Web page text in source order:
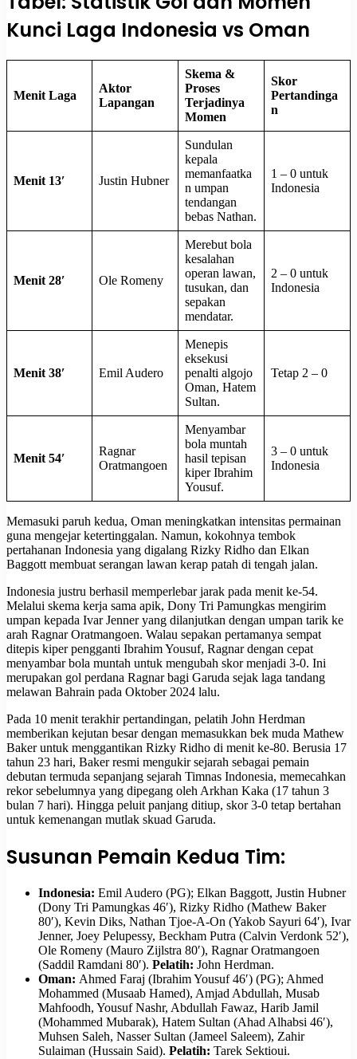
Kunci Laga Indonesia vs Oman
Menit Laga
Aktor
Lapangan
Skema &
Proses
Terjadinya
Momen
Skor
Pertandinga
n
Menit 13′ Justin Hubner
Sundulan
kepala
memanfaatka
n umpan
tendangan
bebas Nathan.
1 – 0 untuk
Indonesia
Menit 28′ Ole Romeny
Merebut bola
kesalahan
operan lawan,
tusukan, dan
sepakan
mendatar.
2 – 0 untuk
Indonesia
Menit 38′ Emil Audero
Menepis
eksekusi
penalti algojo
Oman, Hatem
Sultan.
Tetap 2 – 0
Menit 54′
Ragnar
Oratmangoen
Menyambar
bola muntah
hasil tepisan
kiper Ibrahim
Yousuf.
3 – 0 untuk
Indonesia
Memasuki paruh kedua, Oman meningkatkan intensitas permainan
guna mengejar ketertinggalan. Namun, kokohnya tembok
pertahanan Indonesia yang digalang Rizky Ridho dan Elkan
Baggott membuat serangan lawan kerap patah di tengah jalan.
Indonesia justru berhasil memperlebar jarak pada menit ke-54.
Melalui skema kerja sama apik, Dony Tri Pamungkas mengirim
umpan kepada Ivar Jenner yang dilanjutkan dengan umpan tarik ke
arah Ragnar Oratmangoen. Walau sepakan pertamanya sempat
ditepis kiper pengganti Ibrahim Yousuf, Ragnar dengan cepat
menyambar bola muntah untuk mengubah skor menjadi 3-0. Ini
merupakan gol perdana Ragnar bagi Garuda sejak laga tandang
melawan Bahrain pada Oktober 2024 lalu.
Pada 10 menit terakhir pertandingan, pelatih John Herdman
memberikan kejutan besar dengan memasukkan bek muda Mathew
Baker untuk menggantikan Rizky Ridho di menit ke-80. Berusia 17
tahun 23 hari, Baker resmi mengukir sejarah sebagai pemain
debutan termuda sepanjang sejarah Timnas Indonesia, memecahkan
rekor sebelumnya yang dipegang oleh Arkhan Kaka (17 tahun 3
bulan 7 hari). Hingga peluit panjang ditiup, skor 3-0 tetap bertahan
untuk kemenangan mutlak skuad Garuda.
Susunan Pemain Kedua Tim:
Indonesia: Emil Audero (PG); Elkan Baggott, Justin Hubner
(Dony Tri Pamungkas 46′), Rizky Ridho (Mathew Baker
80′), Kevin Diks, Nathan Tjoe-A-On (Yakob Sayuri 64′), Ivar
Jenner, Joey Pelupessy, Beckham Putra (Calvin Verdonk 52′),
Ole Romeny (Mauro Zijlstra 80′), Ragnar Oratmangoen
(Saddil Ramdani 80′). Pelatih: John Herdman.
Oman: Ahmed Faraj (Ibrahim Yousuf 46′) (PG); Ahmed
Mohammed (Musaab Hamed), Amjad Abdullah, Musab
Mahfoodh, Yousuf Nashr, Abdullah Fawaz, Harib Jamil
(Mohammed Mubarak), Hatem Sultan (Ahad Alhabsi 46′),
Muhsen Saleh, Nasser Sultan (Jameel Saleem), Zahir
Sulaiman (Hussain Said). Pelatih: Tarek Sektioui.